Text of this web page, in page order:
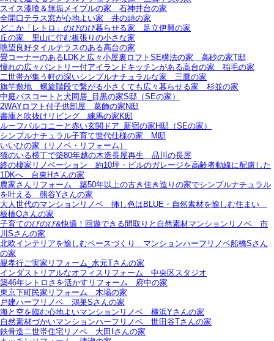
スイス漆喰＆無垢メイプルの家＿石神井台の家
全開口テラス窓が心地よい家＿井の頭の家
どこか「レトロ」のびのび暮らせる家＿足立伊興の家
丘の家＿里山に佇む板張りの小さな家
眺望良好タイルテラスのある高台の家
畳コーナーのあるLDKと広々小屋裏ロフトSE構法の家＿高砂の家T邸
憧れの広々パントリー付アイランドキッチンがある高台の家＿稲毛の家
二世帯が集う軒の深いシンプルナチュラルな家＿三鷹の家
旗竿敷地＿螺旋階段で繋がる小さくても広々暮らせる家＿杉並の家
中庭バスコートと犬同居_目黒の家S邸（SEの家）
2WAYロフト付子供部屋＿葛飾の家N邸
書庫と吹抜けリビング 練馬の家K邸
ルーフバルコニーと赤い玄関ドア_新宿の家H邸（SEの家）
シンプルナチュラル子育て世代仕様の家 M邸
いいひの家（リノベ・リフォーム）
猫のいる横丁で築80年越の木造長屋再生＿品川の長屋
終の棲家リノベーション＿約10坪・ビルのガレージを高齢者動線に配慮した
1DKへ＿台東Hさんの家
農家さんリフォーム＿築50年以上の古き佳き造りの家でシンプルナチュラル
を叶える＿熊谷Yさんの家
大人世代のマンションリノベ＿挿し色はBLUE・自然素材を愉しむ住まい＿
板橋Oさんの家
子育てのびのび&快適！回遊できる間取りと自然素材マンションリノベ＿市
川Sさんの家
北欧インテリアを愉しむベースづくり＿マンションハーフリノベ船橋Sさん
の家
親孝行ご実家リフォーム_水元Tさんの家
インダストリアルなオフィスリフォーム＿中央区スタジオ
築46年レトロさを活かすリフォーム＿府中の家
東京下町民家リフォーム＿木場の家
戸建ハーフリノベ＿鴻巣Sさんの家
海と空を臨む心地よいマンションリノベ＿横浜Yさんの家
自然素材づかいマンションハーフリノベ＿世田谷Tさんの家
鉄骨造二世帯住宅リノベ＿大田Iさんの家